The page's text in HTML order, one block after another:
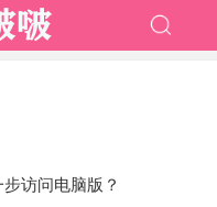
访问电脑版？